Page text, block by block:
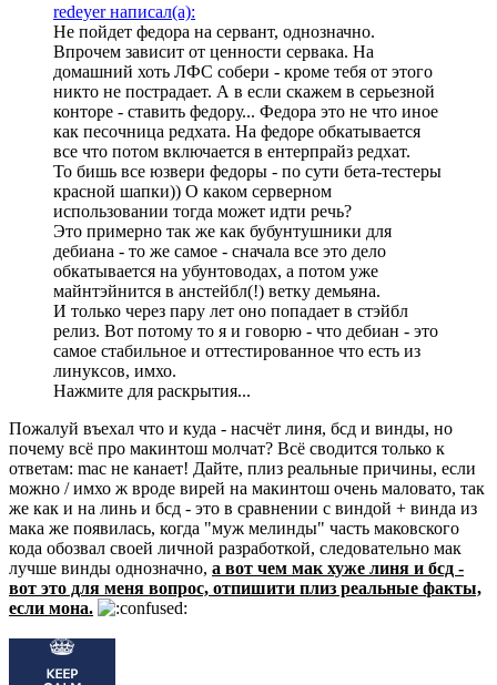
redeyer написал(а):
Не пойдет федора на сервант, однозначно.
Впрочем зависит от ценности сервака. На
домашний хоть ЛФС собери - кроме тебя от этого
никто не пострадает. А в если скажем в серьезной
конторе - ставить федору... Федора это не что иное
как песочница редхата. На федоре обкатывается
все что потом включается в ентерпрайз редхат.
То бишь все юзвери федоры - по сути бета-тестеры
красной шапки)) О каком серверном
использовании тогда может идти речь?
Это примерно так же как бубунтушники для
дебиана - то же самое - сначала все это дело
обкатывается на убунтоводах, а потом уже
майнтэйнится в анстейбл(!) ветку демьяна.
И только через пару лет оно попадает в стэйбл
релиз. Вот потому то я и говорю - что дебиан - это
самое стабильное и оттестированное что есть из
линуксов, имхо.
Нажмите для раскрытия...
Пожалуй въехал что и куда - насчёт линя, бсд и винды, но
почему всё про макинтош молчат? Всё сводится только к
ответам: mac не канает! Дайте, плиз реальные причины, если
можно / имхо ж вроде вирей на макинтош очень маловато, так
же как и на линь и бсд - это в сравнении с виндой + винда из
мака же появилась, когда "муж мелинды" часть маковского
кода обозвал своей личной разработкой, следовательно мак
лучше винды однозначно, а вот чем мак хуже линя и бсд -
вот это для меня вопрос, отпишити плиз реальные факты,
если мона.